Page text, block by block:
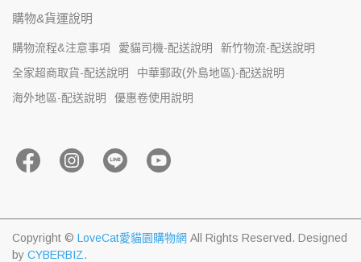
購物&貨運說明
購物流程&注意事項 愛貓司機-配送說明
新竹物流-配送說明
全家超商取貨-配送說明
中華郵政(外島地區)-配送說明
海外地區-配送說明
優惠卷使用說明
Copyright © LoveCat愛貓園購物網 All Rights Reserved. Designed
by CYBERBIZ.